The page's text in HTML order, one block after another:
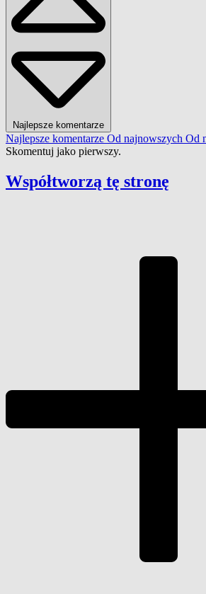
Najlepsze komentarze
Najlepsze komentarze Od najnowszych Od
Skomentuj jako pierwszy.
Współtworzą tę stronę